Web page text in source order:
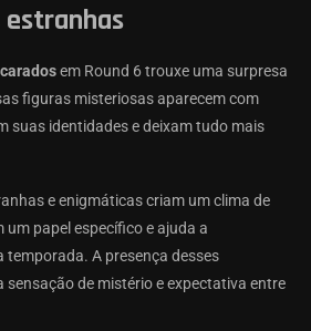
em Round 6 trouxe uma surpresa
figuras misteriosas aparecem com
suas identidades e deixam tudo mais
e enigmáticas criam um clima de
um papel específico e ajuda a
A presença desses
sensação de mistério e expectativa entre